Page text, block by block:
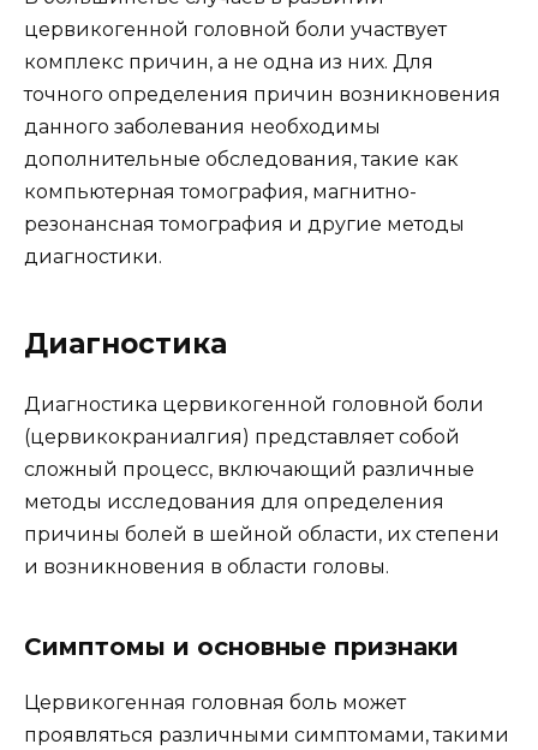
цервикогенной головной боли участвует
комплекс причин, а не одна из них. Для
точного определения причин возникновения
данного заболевания необходимы
дополнительные обследования, такие как
компьютерная томография, магнитно-
резонансная томография и другие методы
диагностики.
Диагностика
Диагностика цервикогенной головной боли
(цервикокраниалгия) представляет собой
сложный процесс, включающий различные
методы исследования для определения
причины болей в шейной области, их степени
и возникновения в области головы.
Симптомы и основные признаки
Цервикогенная головная боль может
проявляться различными симптомами, такими